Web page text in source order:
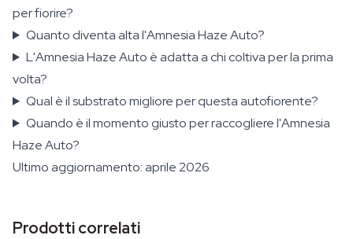
per fiorire?
Quanto diventa alta l'Amnesia Haze Auto?
L'Amnesia Haze Auto è adatta a chi coltiva per la prima
volta?
Qual è il substrato migliore per questa autofiorente?
Quando è il momento giusto per raccogliere l'Amnesia
Haze Auto?
Ultimo aggiornamento: aprile 2026
Prodotti correlati